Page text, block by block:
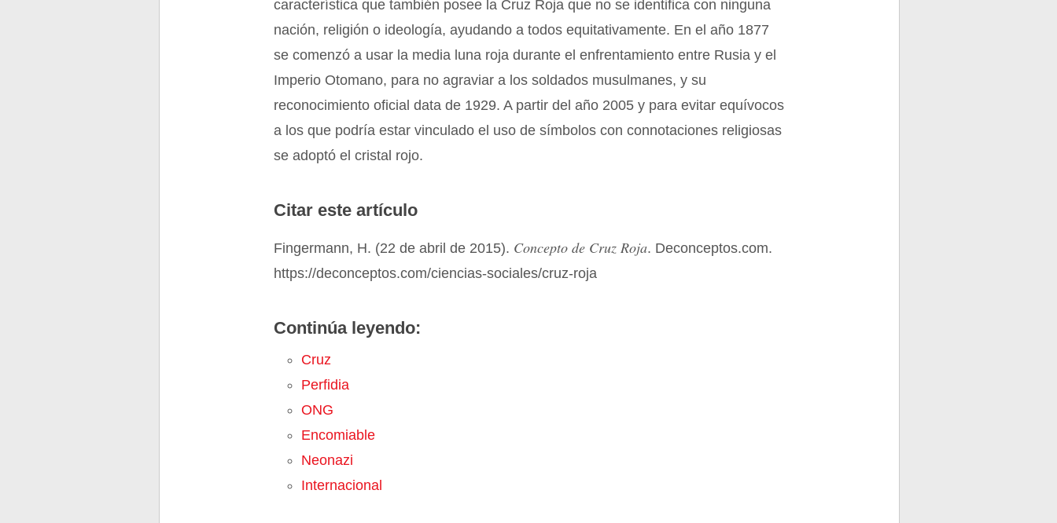
característica que también posee la Cruz Roja que no se identifica con ninguna
nación, religión o ideología, ayudando a todos equitativamente. En el año 1877
se comenzó a usar la media luna roja durante el enfrentamiento entre Rusia y el
Imperio Otomano, para no agraviar a los soldados musulmanes, y su
reconocimiento oficial data de 1929. A partir del año 2005 y para evitar equívocos
a los que podría estar vinculado el uso de símbolos con connotaciones religiosas
se adoptó el cristal rojo.
Citar este artículo
Fingermann, H. (22 de abril de 2015). Concepto de Cruz Roja. Deconceptos.com.
https://deconceptos.com/ciencias-sociales/cruz-roja
Continúa leyendo:
Cruz
Perfidia
ONG
Encomiable
Neonazi
Internacional